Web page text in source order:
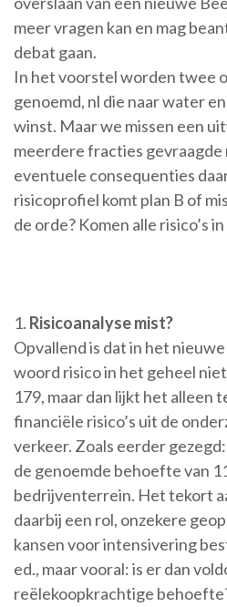
meer vragen kan en mag
debat gaan.
In het voorstel worden twee
genoemd, nl die naar water
winst. Maar we missen een
meerdere fracties gevraagde
eventuele consequenties
risicoprofiel komt plan B of
de orde? Komen alle risico’s
1. Risicoanalyse mist?
Opvallend is dat in het
woord risico in het geheel
179, maar dan lijkt het alleen
financiële risico’s uit de
verkeer. Zoals eerder
de genoemde behoefte van
bedrijventerrein. Het tekort
daarbij een rol, onzekere
kansen voor intensivering
ed., maar vooral: is er dan
reëlekoopkrachtige